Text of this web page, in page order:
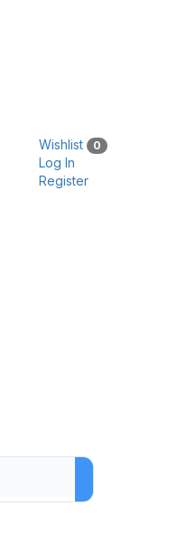
Wishlist 0
Log In
Register